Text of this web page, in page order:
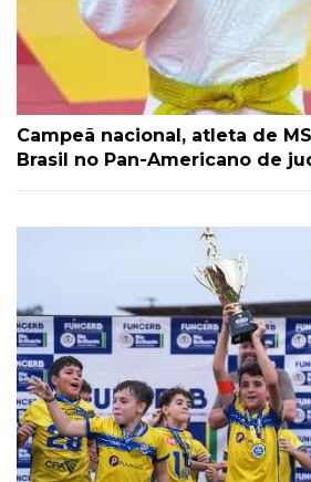
Campeã nacional, atleta de
Brasil no Pan-Americano de